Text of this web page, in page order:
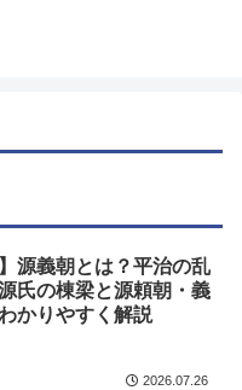
】源義朝とは？平治の乱
氏の棟梁と源頼朝・義
かりやすく解説
2026.07.26